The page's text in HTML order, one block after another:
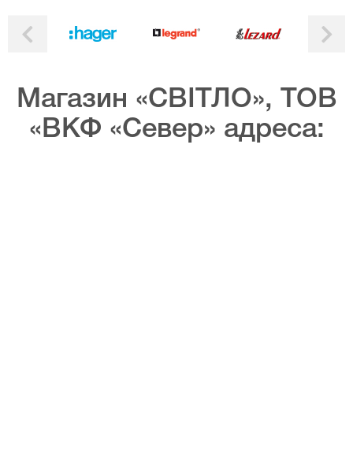
Магазин «СВІТЛО», ТОВ
«ВКФ «Север» адреса: